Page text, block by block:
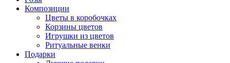
Композиции
Цветы в коробочках
Корзины цветов
Игрушки из цветов
Ритуальные венки
Подарки